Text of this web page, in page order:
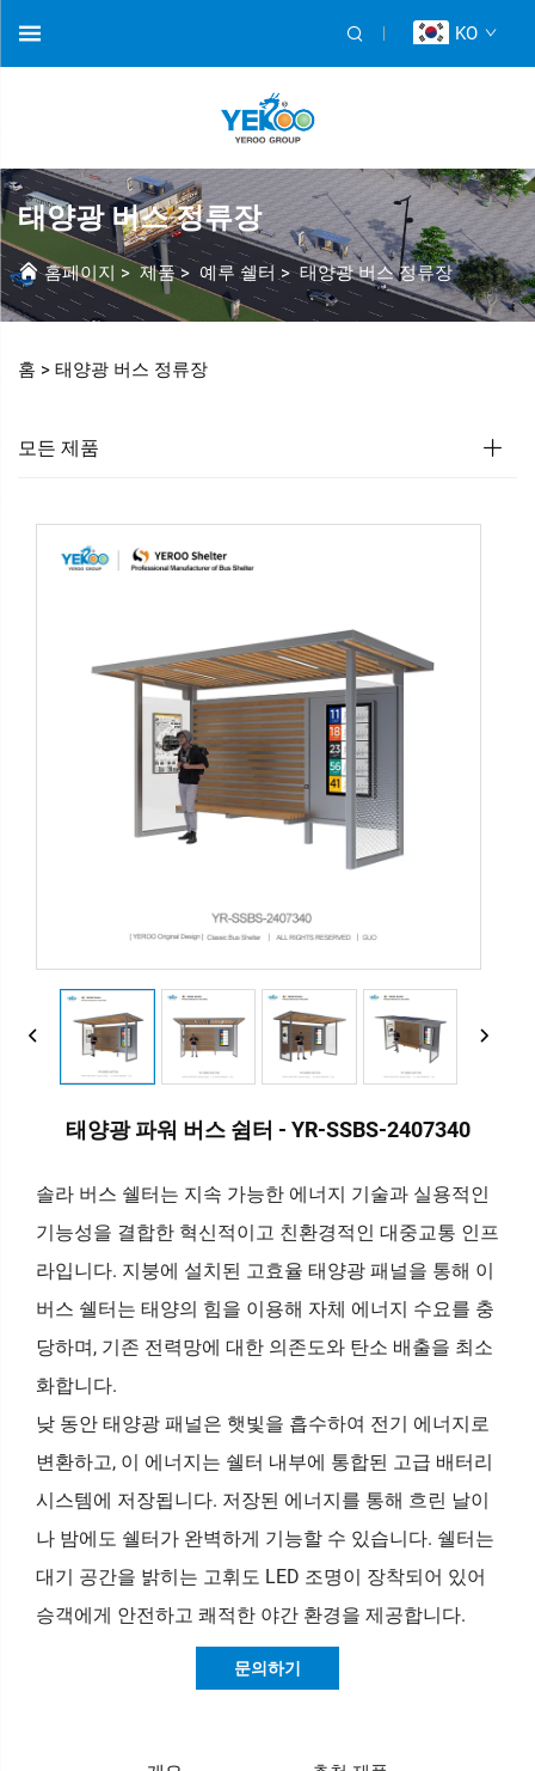
KO
태양광 버스 정류장
홈페이지 > 제품> 예루 쉘터 >태양광 버스 정류장
홈 > 태양광 버스 정류장
모든 제품
태양광 파워 버스 쉼터 - YR-SSBS-2407340
솔라 버스 쉘터는 지속 가능한 에너지 기술과 실용적인
기능성을 결합한 혁신적이고 친환경적인 대중교통 인프
라입니다. 지붕에 설치된 고효율 태양광 패널을 통해 이
버스 쉘터는 태양의 힘을 이용해 자체 에너지 수요를 충
당하며, 기존 전력망에 대한 의존도와 탄소 배출을 최소
화합니다.
낮 동안 태양광 패널은 햇빛을 흡수하여 전기 에너지로
변환하고, 이 에너지는 쉘터 내부에 통합된 고급 배터리
시스템에 저장됩니다. 저장된 에너지를 통해 흐린 날이
나 밤에도 쉘터가 완벽하게 기능할 수 있습니다. 쉘터는
대기 공간을 밝히는 고휘도 LED 조명이 장착되어 있어
승객에게 안전하고 쾌적한 야간 환경을 제공합니다.
문의하기